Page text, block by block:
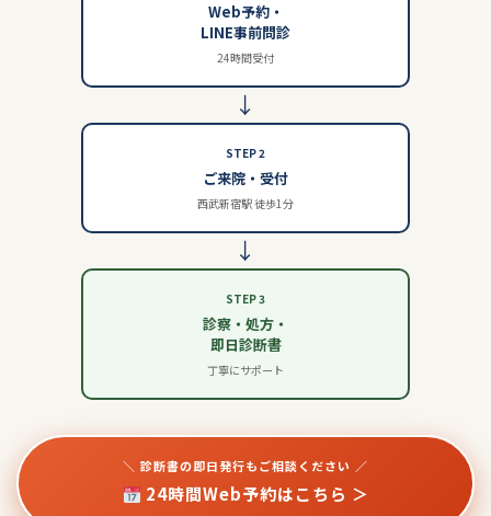
Web予約・
LINE事前問診
24時間受付
→
STEP 2
ご来院・受付
西武新宿駅 徒歩1分
→
STEP 3
診察・処方・
即日診断書
丁寧にサポート
＼ 診断書の即日発行もご相談ください ／
24時間Web予約はこちら ＞